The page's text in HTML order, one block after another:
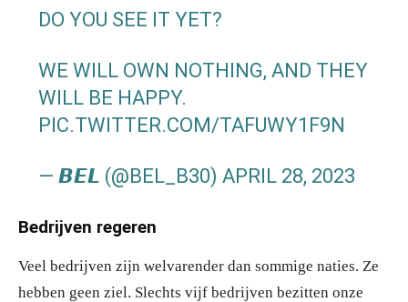
DO YOU SEE IT YET?
WE WILL OWN NOTHING, AND THEY
WILL BE HAPPY.
PIC.TWITTER.COM/TAFUWY1F9N
— 𝘽𝙀𝙇 (@BEL_B30) APRIL 28, 2023
Bedrijven regeren
Veel bedrijven zijn welvarender dan sommige naties. Ze
hebben geen ziel. Slechts vijf bedrijven bezitten onze